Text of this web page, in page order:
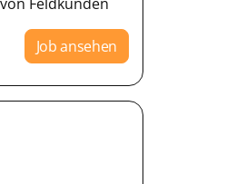
Job ansehen